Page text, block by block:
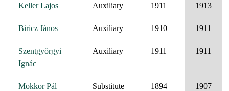
Keller Lajos Auxiliary 1911 1913
Biricz János Auxiliary 1910 1911
Szentgyörgyi
Ignác
Auxiliary 1911 1911
Mokkor Pál
Substitute
1894 1907